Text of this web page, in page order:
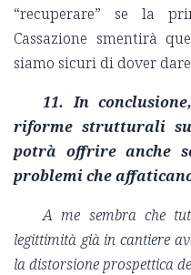
“recuperare” se la
Cassazione smentirà
siamo sicuri di dover
11. In
riforme strutturali
potrà offrire anche
problemi che
A me sembra che
legittimità già in cantiere
la distorsione prospettica